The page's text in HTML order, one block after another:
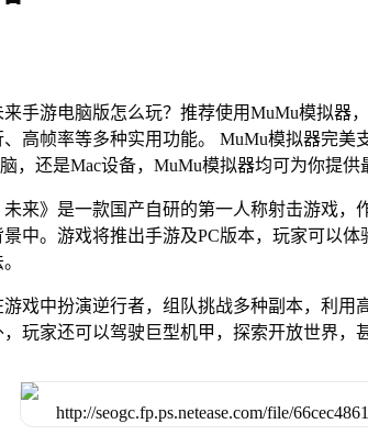
手游电脑版怎么玩？推荐使用MuMu模拟器
高帧率等多种实用功能。 MuMu模拟器完美
，还是Mac设备，MuMu模拟器均可为你提供
未来》是一款国产自研的第一人称射击游戏，
中。游戏将推出手游及PC版本，玩家可以
戏中扮演逆行者，组队挑战多种副本，利用
玩家还可以驾驶巨型机甲，探索开放世界，